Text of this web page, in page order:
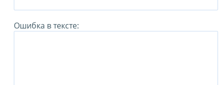
Ошибка в тексте: